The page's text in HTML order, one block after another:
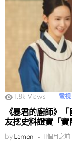
1.8k Views 電視
《暴君的廚師》
友挖史料證實「實
by Lemon 11個月之前